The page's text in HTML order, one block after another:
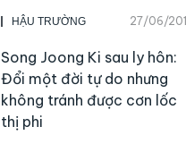
HẬU TRƯỜNG 27/06/
Song Joong Ki sau ly hôn:
Đổi một đời tự do nhưng
không tránh được cơn lốc
thị phi